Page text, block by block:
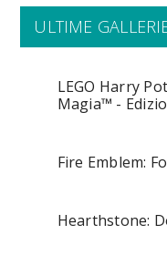
ULTIME
LEGO Harry
Magia™ -
Fire Emblem:
Hearthstone: